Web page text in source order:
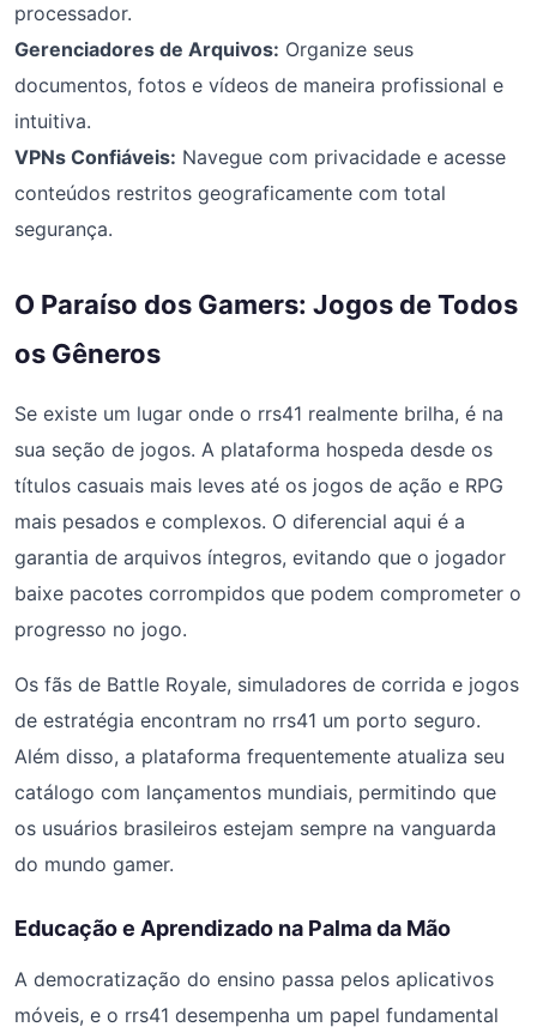
processador.
Gerenciadores de Arquivos: Organize seus
documentos, fotos e vídeos de maneira profissional e
intuitiva.
VPNs Confiáveis: Navegue com privacidade e acesse
conteúdos restritos geograficamente com total
segurança.
O Paraíso dos Gamers: Jogos de Todos
os Gêneros
Se existe um lugar onde o rrs41 realmente brilha, é na
sua seção de jogos. A plataforma hospeda desde os
títulos casuais mais leves até os jogos de ação e RPG
mais pesados e complexos. O diferencial aqui é a
garantia de arquivos íntegros, evitando que o jogador
baixe pacotes corrompidos que podem comprometer o
progresso no jogo.
Os fãs de Battle Royale, simuladores de corrida e jogos
de estratégia encontram no rrs41 um porto seguro.
Além disso, a plataforma frequentemente atualiza seu
catálogo com lançamentos mundiais, permitindo que
os usuários brasileiros estejam sempre na vanguarda
do mundo gamer.
Educação e Aprendizado na Palma da Mão
A democratização do ensino passa pelos aplicativos
móveis, e o rrs41 desempenha um papel fundamental